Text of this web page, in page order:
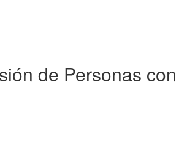
de Personas con